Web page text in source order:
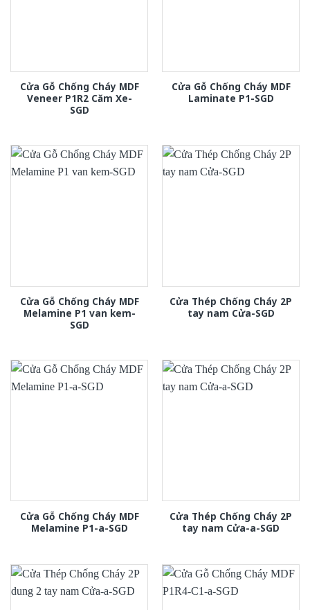
Cửa Gỗ Chống Cháy MDF
Veneer P1R2 Căm Xe-
SGD
Cửa Gỗ Chống Cháy MDF
Laminate P1-SGD
Cửa Gỗ Chống Cháy MDF
Melamine P1 van kem-
SGD
Cửa Thép Chống Cháy 2P
tay nam Cửa-SGD
Cửa Gỗ Chống Cháy MDF
Melamine P1-a-SGD
Cửa Thép Chống Cháy 2P
tay nam Cửa-a-SGD